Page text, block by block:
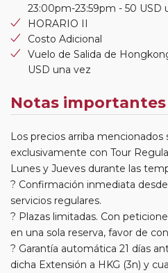
23:00pm-23:59pm - 50 USD
HORARIO II
Costo Adicional
Vuelo de Salida de
USD una vez
Notas importantes
Los precios arriba mencionados
exclusivamente con Tour
Lunes y Jueves durante las
? Confirmación inmediata
servicios regulares.
? Plazas limitadas. Con
en una sola reserva, favor de
? Garantía automática 21 días
dicha Extensión a HKG (3n) y